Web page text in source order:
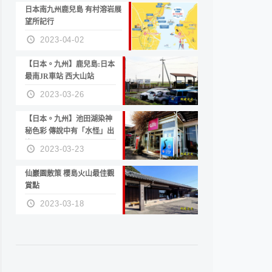
日本南九州鹿兒島 有村溶岩展
望所記行
2023-04-02
【日本。九州】鹿兒島:日本
最南JR車站 西大山站
2023-03-26
【日本。九州】池田湖染神
秘色彩 傳說中有「水怪」出
沒
2023-03-23
仙巖園散策 櫻島火山最佳觀
賞點
2023-03-18